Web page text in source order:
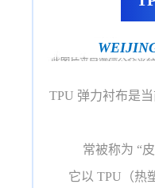
TPU 弹力衬布是
常被称为 “
它以 TPU（热